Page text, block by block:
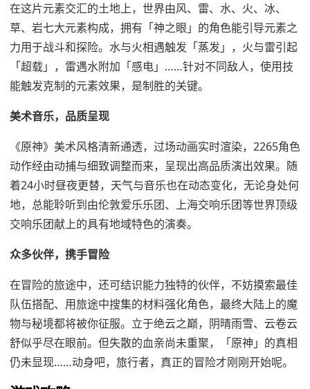
在这片元素交汇的土地上，世界由风、雷、水、火、冰、
草、岩七大元素构成，拥有「神之眼」的角色能引导元素之
力用于战斗和探险。水与火相遇触发「蒸发」，火与雷引起
「超载」，雷遇水附加「感电」……针对不同敌人，使用技
能触发克制的元素效果，是制胜的关键。
美术音乐，品质呈现
《原神》美术风格清新通透，过场动画实时渲染，2265角色
动作经由动捕与细致调整而来，呈现出高品质演出效果。随
着24小时昼夜更替，天气与音乐也在动态变化，无论身处何
地，总能聆听到由伦敦爱乐乐团、上海交响乐团等世界顶级
交响乐团献上的具有地域特色的演奏。
众多伙伴，携手冒险
在冒险的旅途中，还可结识能力独特的伙伴，不妨摸索最佳
队伍搭配、用旅途中搜集的材料强化角色，最终大陆上的魔
物与秘境都将被你征服。立于绝云之巅，阴晴雨雪、云卷云
舒似乎尽在眼前。但失散的血亲尚未重聚，「原神」的真相
仍未显现……动身吧，旅行者，真正的冒险才刚刚开始呢。